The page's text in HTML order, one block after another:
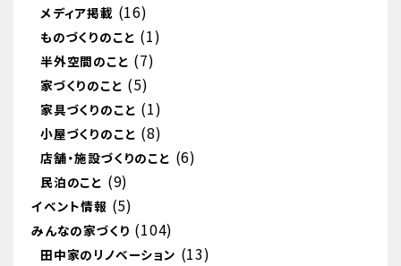
メディア掲載 (16)
ものづくりのこと (1)
半外空間のこと (7)
家づくりのこと (5)
家具づくりのこと (1)
小屋づくりのこと (8)
店舗・施設づくりのこと (6)
民泊のこと (9)
イベント情報 (5)
みんなの家づくり (104)
田中家のリノベーション (13)